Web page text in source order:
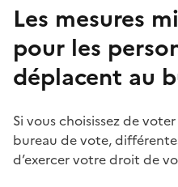
Les mesures
pour les
déplacent au
Si vous choisissez de
bureau de vote,
d’exercer votre droit de